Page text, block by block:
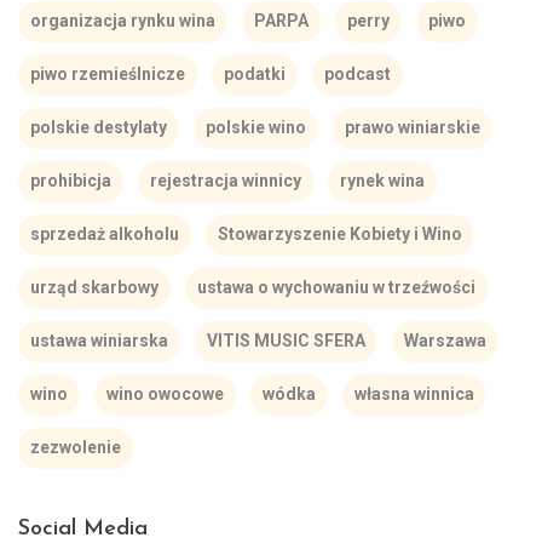
organizacja rynku wina PARPA perry piwo
piwo rzemieślnicze podatki podcast
polskie destylaty polskie wino prawo winiarskie
prohibicja rejestracja winnicy rynek wina
sprzedaż alkoholu Stowarzyszenie Kobiety i Wino
urząd skarbowy ustawa o wychowaniu w trzeźwości
ustawa winiarska VITIS MUSIC SFERA Warszawa
wino wino owocowe wódka własna winnica
zezwolenie
Social Media